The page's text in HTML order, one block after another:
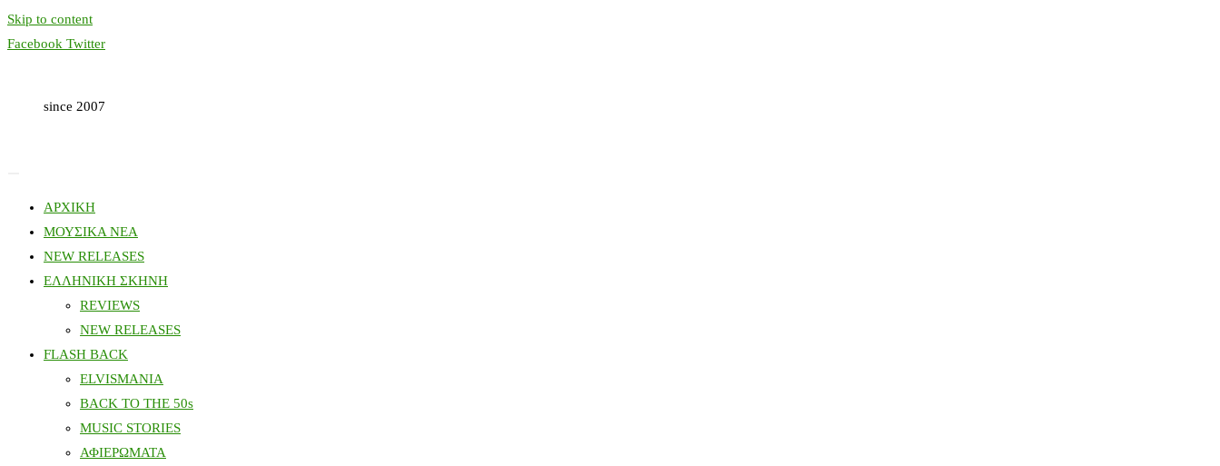
Skip to content
Facebook Twitter
since 2007
ΑΡΧΙΚΗ
ΜΟΥΣΙΚΑ ΝΕΑ
NEW RELEASES
ΕΛΛΗΝΙΚΗ ΣΚΗΝΗ
REVIEWS
NEW RELEASES
FLASH BACK
ELVISMANIA
BACK TO THE 50s
MUSIC STORIES
ΑΦΙΕΡΩΜΑΤΑ